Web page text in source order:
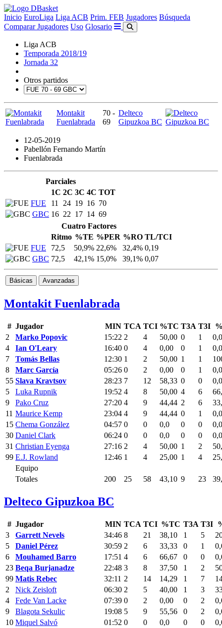
Inicio EuroLiga Liga ACB Prim. FEB Jugadores Búsqueda
Comparar Jugadores Uso Glosario
Liga ACB
Temporada 2018/19
Jornada 32
Otros partidos
Montakit
Fuenlabrada
70 -
69
Delteco
Gipuzkoa BC
12-05-2019
Pabellón Fernando Martín
Fuenlabrada
Parciales
1C 2C 3C 4C TOT
FUE
11 24 19 16 70
GBC 16 22 17 14 69
Cuatro Factores
Ritmo %TE %PER %RO TL/TCI
FUE
72,5 50,9% 22,6% 32,4% 0,19
GBC 72,5 42,1% 15,0% 39,1% 0,07
Básicas Avanzadas
Montakit Fuenlabrada
# Jugador MIN TCA TCI %TC T3A T3I
2
Marko Popovic 15:22 2 4 50,00 0 1
4
Ian O'Leary 16:40 0 4 0,00 0 1
7
Tomás Bellas 12:30 1 2 50,00 1 1
8
Marc García 05:26 0 2 0,00 0 1
55 Slava Kravtsov 28:23 7 12 58,33 0 0
0,0
5
Luka Rupnik 19:52 4 8 50,00 4 6
9
Pako Cruz 27:20 4 9 44,44 2 6
11 Maurice Kemp 23:04 4 9 44,44 0 1
15 Chema González 04:57 0 0 0,0 0 0
0,0
30 Daniel Clark 06:24 0 0 0,0 0 0
0,0
31 Christian Eyenga 27:16 2 4 50,00 1 2
99 E.J. Rowland 12:46 1 4 25,00 1 4
Equipo
Totales
200 25 58 43,10 9 23
Delteco Gipuzkoa BC
# Jugador MIN TCA TCI %TC T3A T3I
3
Garrett Nevels 34:46 8 21 38,10 1 5
5
Daniel Pérez 30:59 2 6 33,33 0 1
6
Mouhamed Barro 17:51 4 6 66,67 0 0
23 Beqa Burjanadze 22:48 3 8 37,50 1 2
99 Matis Rebec 32:11 2 14 14,29 1 7
2
Nick Zeisloft 06:30 2 5 40,00 1 3
4
Fede Van Lacke 07:39 0 2 0,00 0 2
9
Blagota Sekulic 19:08 5 9 55,56 0 2
10 Miquel Salvó 01:52 0 0 0,0 0 0